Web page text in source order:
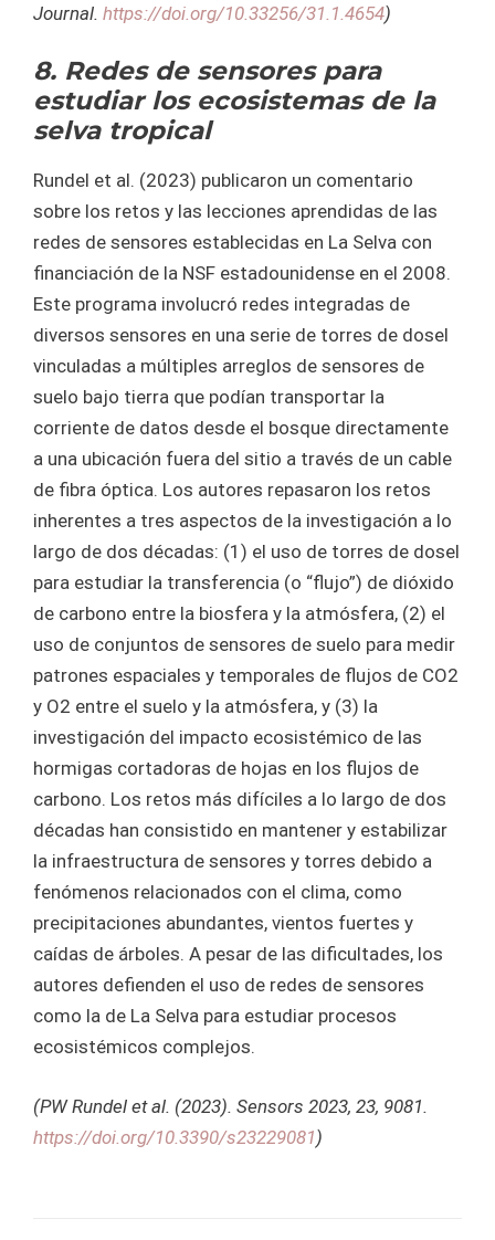
Journal. https://doi.org/10.33256/31.1.4654)
8. Redes de sensores para
estudiar los ecosistemas de la
selva tropical
Rundel et al. (2023) publicaron un comentario
sobre los retos y las lecciones aprendidas de las
redes de sensores establecidas en La Selva con
financiación de la NSF estadounidense en el 2008.
Este programa involucró redes integradas de
diversos sensores en una serie de torres de dosel
vinculadas a múltiples arreglos de sensores de
suelo bajo tierra que podían transportar la
corriente de datos desde el bosque directamente
a una ubicación fuera del sitio a través de un cable
de fibra óptica. Los autores repasaron los retos
inherentes a tres aspectos de la investigación a lo
largo de dos décadas: (1) el uso de torres de dosel
para estudiar la transferencia (o “flujo”) de dióxido
de carbono entre la biosfera y la atmósfera, (2) el
uso de conjuntos de sensores de suelo para medir
patrones espaciales y temporales de flujos de CO2
y O2 entre el suelo y la atmósfera, y (3) la
investigación del impacto ecosistémico de las
hormigas cortadoras de hojas en los flujos de
carbono. Los retos más difíciles a lo largo de dos
décadas han consistido en mantener y estabilizar
la infraestructura de sensores y torres debido a
fenómenos relacionados con el clima, como
precipitaciones abundantes, vientos fuertes y
caídas de árboles. A pesar de las dificultades, los
autores defienden el uso de redes de sensores
como la de La Selva para estudiar procesos
ecosistémicos complejos.
(PW Rundel et al. (2023). Sensors 2023, 23, 9081.
https://doi.org/10.3390/s23229081)